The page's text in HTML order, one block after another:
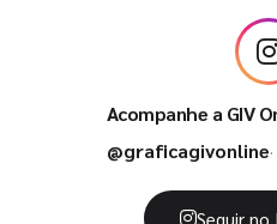
Acompanhe a GIV
@graficagivonline
Seguir